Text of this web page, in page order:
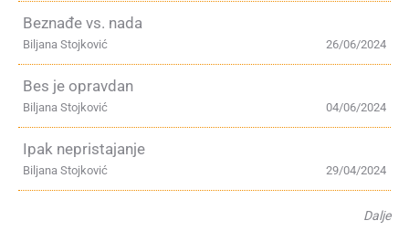
Beznađe vs. nada
26/06/2024
Biljana Stojković
Bes je opravdan
04/06/2024
Biljana Stojković
Ipak nepristajanje
29/04/2024
Biljana Stojković
Dalje